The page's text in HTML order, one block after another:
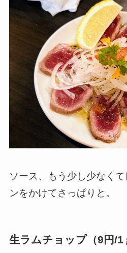
ソース、もう少し少なく
ンをかけてさっぱりと。
生ラムチョップ（9円/1